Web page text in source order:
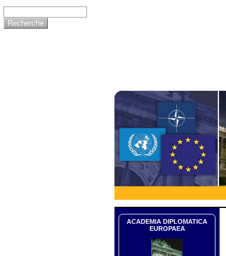
ACADEMIA DIPLOMATICA
EUROPAEA